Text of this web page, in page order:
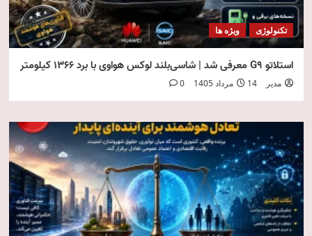
تکنولوژی ویژه ها
استلاتو G9 معرفی شد | شاسی‌بلند لوکس هواوی با برد ۱۳۶۶ کیلومتر
مدیر 14 مرداد 1405 0